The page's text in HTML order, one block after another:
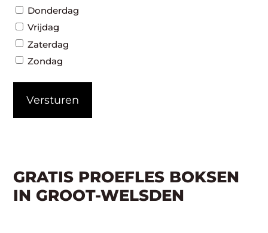
Donderdag
Vrijdag
Zaterdag
Zondag
GRATIS PROEFLES BOKSEN
IN GROOT-WELSDEN